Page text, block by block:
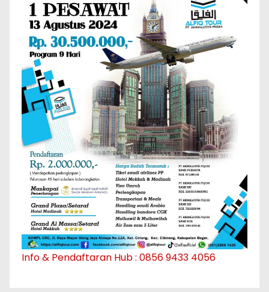
Info & Pendaftaran Hub : 0856 9433 4056